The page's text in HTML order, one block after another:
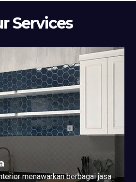
Services
menawarkan berbagai jasa